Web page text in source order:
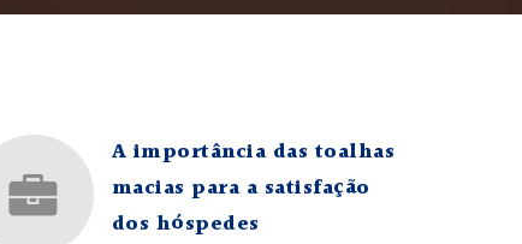
A importância das toalhas
macias para a satisfação
dos hóspedes